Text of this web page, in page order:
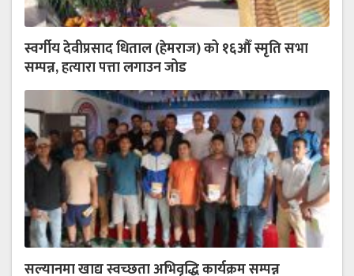
स्वर्गीय देवीप्रसाद धिताल (हेमराज) को १६औँ स्मृति सभा
सम्पन्न, हत्यारा पत्ता लगाउन जोड
सल्यानमा खाद्य स्वच्छता अभिवृद्धि कार्यक्रम सम्पन्न